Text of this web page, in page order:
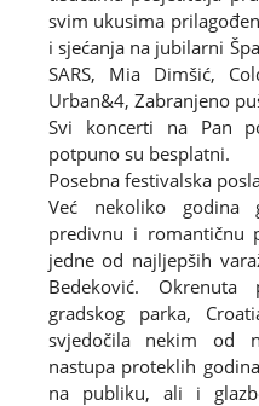
svim ukusima
i sjećanja na jubilarni
SARS, Mia Dimšić,
Urban&4, Zabranjeno
Svi koncerti na Pan
potpuno su besplatni.
Posebna festivalska
Već nekoliko godina
predivnu i romantičnu
jedne od najljepših
Bedeković.
gradskog parka,
svjedočila nekim od
nastupa proteklih
na publiku, ali i